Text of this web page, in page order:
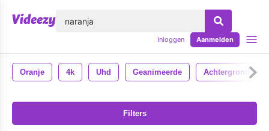
Inloggen Aanmelden
Oranje 4k Uhd Geanimeerde Achtergrond
Filters